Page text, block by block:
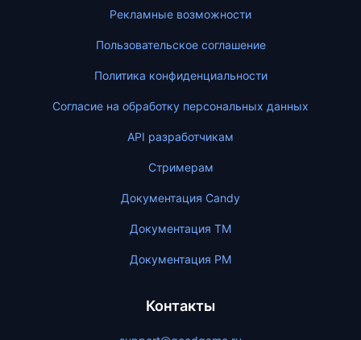
Рекламные возможности
Пользовательское соглашение
Политика конфиденциальности
Согласие на обработку персональных данных
API разработчикам
Стримерам
Документация Candy
Документация ТМ
Документация PM
Контакты